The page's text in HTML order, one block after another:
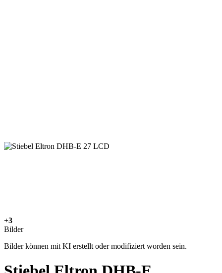
+3
Bilder
Bilder können mit KI erstellt oder modifiziert worden sein.